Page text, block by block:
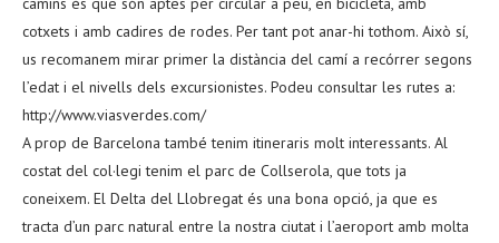
cotxets i amb cadires de rodes. Per tant pot anar-hi tothom. Això sí,
us recomanem mirar primer la distància del camí a recórrer segons
l’edat i el nivells dels excursionistes. Podeu consultar les rutes a:
http://www.viasverdes.com/
A prop de Barcelona també tenim itineraris molt interessants. Al
costat del col·legi tenim el parc de Collserola, que tots ja
coneixem. El Delta del Llobregat és una bona opció, ja que es
tracta d’un parc natural entre la nostra ciutat i l’aeroport amb molta